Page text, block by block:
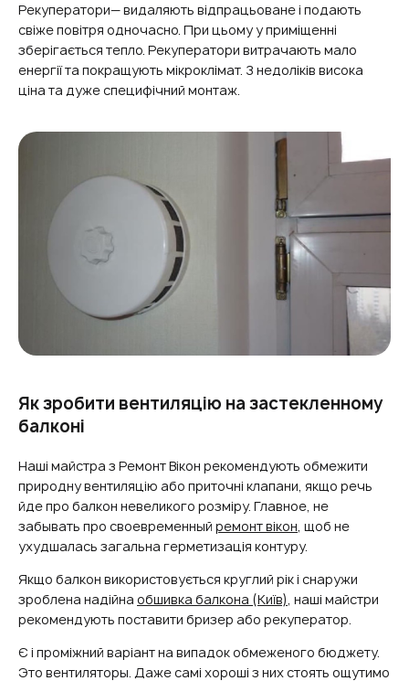
Рекуператори— видаляють відпрацьоване і подають
свіже повітря одночасно. При цьому у приміщенні
зберігається тепло. Рекуператори витрачають мало
енергії та покращують мікроклімат. З недоліків висока
ціна та дуже специфічний монтаж.
Як зробити вентиляцію на застекленному
балконі​
Наші майстра з Ремонт Вікон рекомендують обмежити
природну вентиляцію або приточні клапани, якщо речь
йде про балкон невеликого розміру. Главное, не
забывать про своевременный ремонт вікон , щоб не
ухудшалась загальна герметизація контуру.
Якщо балкон використовується круглий рік і снаружи
зроблена надійна обшивка балкона (Київ) , наші майстри
рекомендують поставити бризер або рекуператор.
Є і проміжний варіант на випадок обмеженого бюджету.
Это вентиляторы. Даже самі хороші з них стоять ощутимо